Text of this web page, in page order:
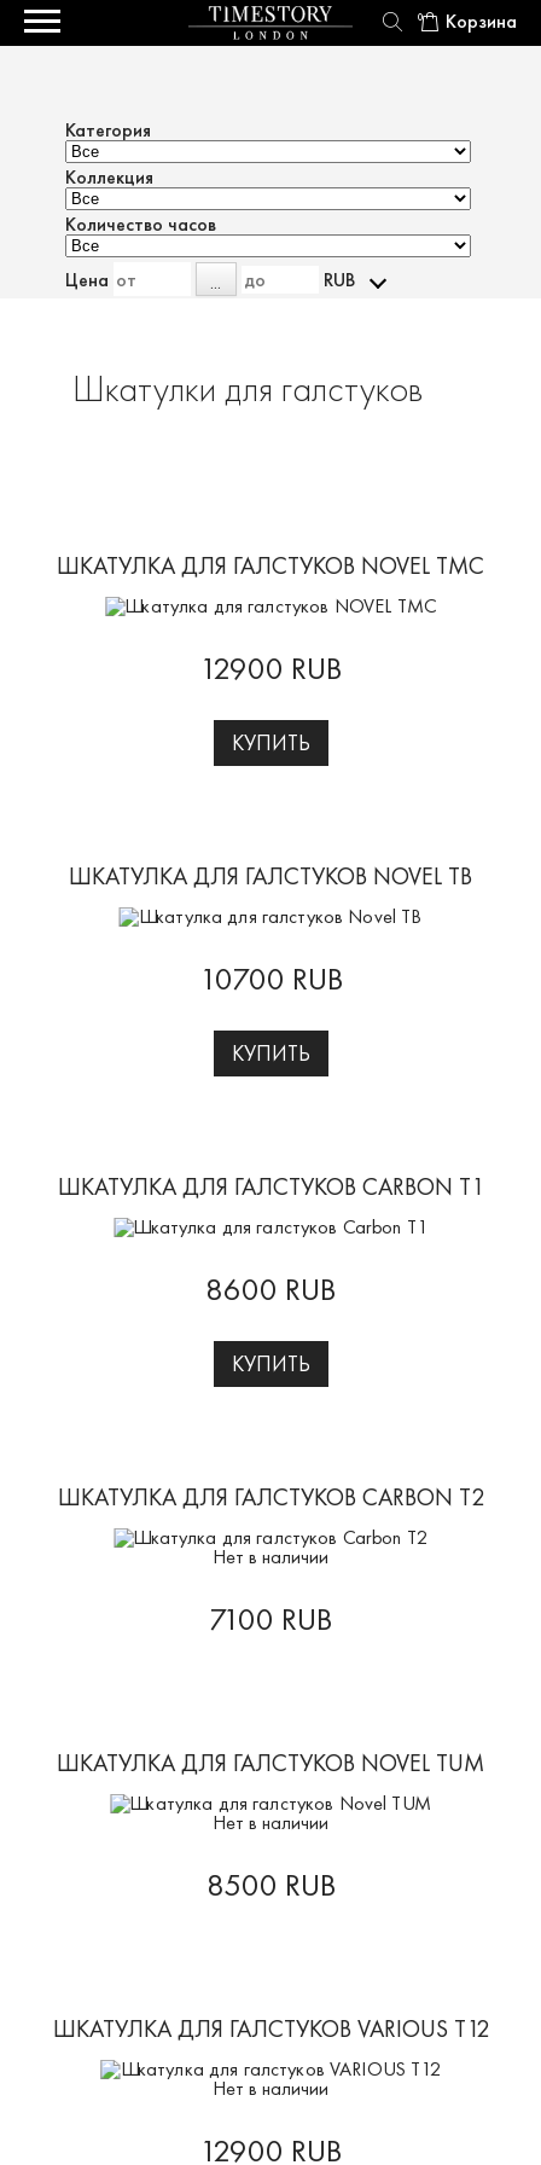
Категория
Коллекция
Количество часов
Цена ... RUB
Шкатулки для галстуков
ШКАТУЛКА ДЛЯ ГАЛСТУКОВ NOVEL TMC
12900 RUB
КУПИТЬ
ШКАТУЛКА ДЛЯ ГАЛСТУКОВ NOVEL TB
10700 RUB
КУПИТЬ
ШКАТУЛКА ДЛЯ ГАЛСТУКОВ CARBON T1
8600 RUB
КУПИТЬ
ШКАТУЛКА ДЛЯ ГАЛСТУКОВ CARBON T2
Нет в наличии
7100 RUB
ШКАТУЛКА ДЛЯ ГАЛСТУКОВ NOVEL TUM
Нет в наличии
8500 RUB
ШКАТУЛКА ДЛЯ ГАЛСТУКОВ VARIOUS T12
Нет в наличии
12900 RUB
0 Корзина